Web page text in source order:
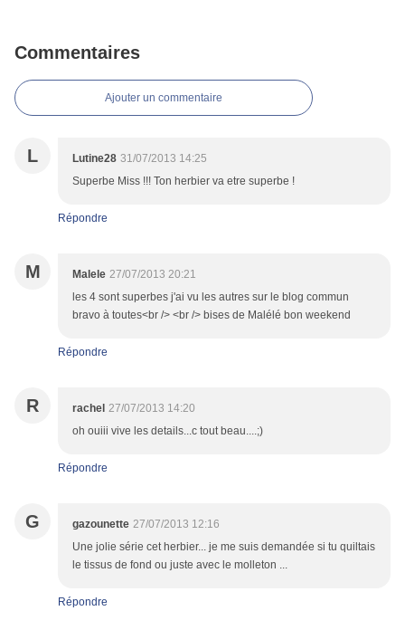
Commentaires
Ajouter un commentaire
L Lutine28 31/07/2013 14:25
Superbe Miss !!! Ton herbier va etre superbe !
Répondre
M Malele 27/07/2013 20:21
les 4 sont superbes j'ai vu les autres sur le blog commun
bravo à toutes<br /> <br /> bises de Malélé bon weekend
Répondre
R rachel 27/07/2013 14:20
oh ouiii vive les details...c tout beau....;)
Répondre
G gazounette 27/07/2013 12:16
Une jolie série cet herbier... je me suis demandée si tu quiltais
le tissus de fond ou juste avec le molleton ...
Répondre